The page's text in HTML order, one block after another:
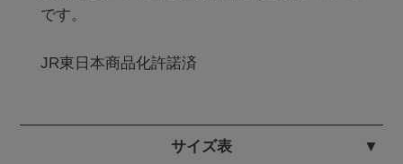
です。
JR東日本商品化許諾済
サイズ表